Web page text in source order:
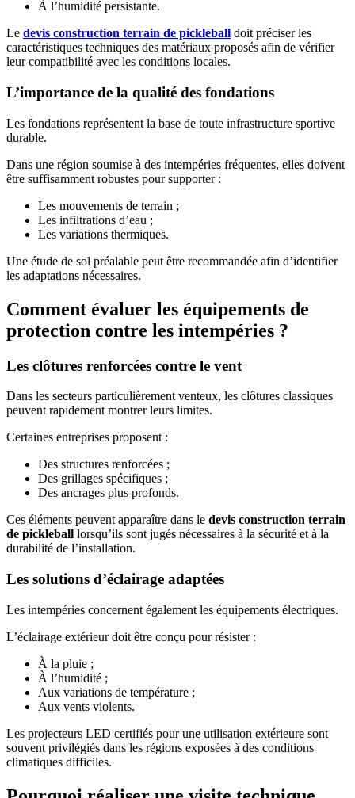
À l’humidité persistante.
Le devis construction terrain de pickleball doit préciser les
caractéristiques techniques des matériaux proposés afin de vérifier
leur compatibilité avec les conditions locales.
L’importance de la qualité des fondations
Les fondations représentent la base de toute infrastructure sportive
durable.
Dans une région soumise à des intempéries fréquentes, elles doivent
être suffisamment robustes pour supporter :
Les mouvements de terrain ;
Les infiltrations d’eau ;
Les variations thermiques.
Une étude de sol préalable peut être recommandée afin d’identifier
les adaptations nécessaires.
Comment évaluer les équipements de
protection contre les intempéries ?
Les clôtures renforcées contre le vent
Dans les secteurs particulièrement venteux, les clôtures classiques
peuvent rapidement montrer leurs limites.
Certaines entreprises proposent :
Des structures renforcées ;
Des grillages spécifiques ;
Des ancrages plus profonds.
Ces éléments peuvent apparaître dans le devis construction terrain
de pickleball lorsqu’ils sont jugés nécessaires à la sécurité et à la
durabilité de l’installation.
Les solutions d’éclairage adaptées
Les intempéries concernent également les équipements électriques.
L’éclairage extérieur doit être conçu pour résister :
À la pluie ;
À l’humidité ;
Aux variations de température ;
Aux vents violents.
Les projecteurs LED certifiés pour une utilisation extérieure sont
souvent privilégiés dans les régions exposées à des conditions
climatiques difficiles.